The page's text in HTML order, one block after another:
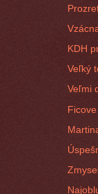
KDH
Veľký
Veľmi